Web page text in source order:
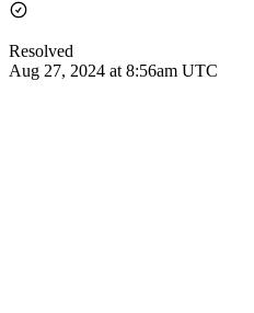
Resolved
Aug 27, 2024 at 8:56am UTC